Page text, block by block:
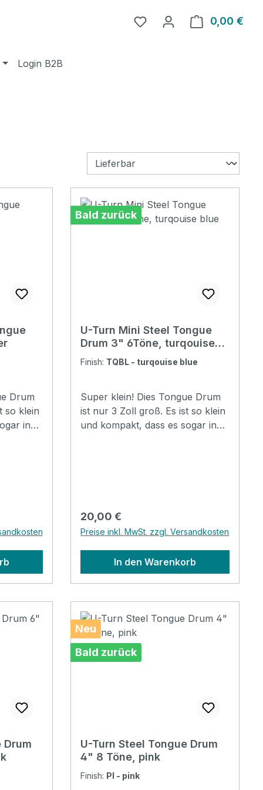
0,00 €
Login B2B
Drum
so klein
in
Bald zurück
U-Turn Mini Steel Tongue
Drum 3" 6Töne, turqouise
blue
Finish: TQBL - turqouise blue
Super klein! Dies Tongue Drum
ist nur 3 Zoll groß. Es ist so klein
und kompakt, dass es sogar in
Klangtherapie und Meditation
Inkl. Klöppel, Starterheft und
Sticker
Regulärer Preis:
20,00 €
Preise inkl. MwSt. zzgl. Versandkosten
In den Warenkorb
Drum
Neu
Bald zurück
U-Turn Steel Tongue Drum
4" 8 Töne, pink
Finish: PI - pink